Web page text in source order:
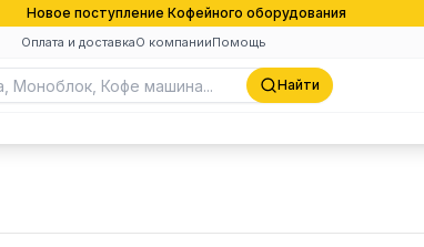
Новое поступление Кофейного оборудования
Оплата и доставкаО компанииПомощь
Найти